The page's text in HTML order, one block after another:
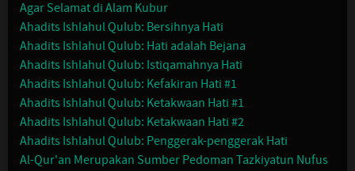
Agar Selamat di Alam Kubur
Ahadits Ishlahul Qulub: Bersihnya Hati
Ahadits Ishlahul Qulub: Hati adalah Bejana
Ahadits Ishlahul Qulub: Istiqamahnya Hati
Ahadits Ishlahul Qulub: Kefakiran Hati #1
Ahadits Ishlahul Qulub: Ketakwaan Hati #1
Ahadits Ishlahul Qulub: Ketakwaan Hati #2
Ahadits Ishlahul Qulub: Penggerak-penggerak Hati
Al-Qur'an Merupakan Sumber Pedoman Tazkiyatun Nufus